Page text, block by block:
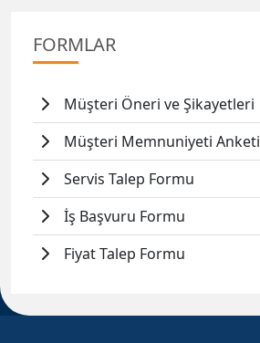
FORMLAR
Müşteri Öneri ve Şikayetleri
Müşteri Memnuniyeti Anketi
Servis Talep Formu
İş Başvuru Formu
Fiyat Talep Formu